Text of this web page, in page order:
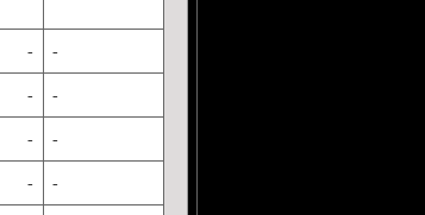
- -
- -
- -
- -